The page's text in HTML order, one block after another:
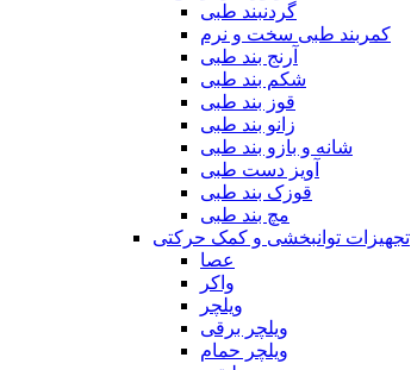
گردنبند طبی
کمربند طبی سخت و نرم
آرنج بند طبی
شکم بند طبی
قوز بند طبی
زانو بند طبی
شانه و بازو بند طبی
آویز دست طبی
قوزک بند طبی
مچ بند طبی
تجهیزات توانبخشی و کمک حرکتی
عصا
واکر
ویلچر
ویلچر برقی
ویلچر حمام